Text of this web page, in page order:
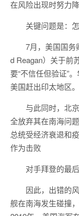
在风险出现时努力降
关键问题是：怎
7月，美国国务
d Reagan）关于前
要“不信任但验证”
美国赶出印太地区。
与此同时，北
全放弃其在南海问
总统受经济衰退和
作为击败
对手拜登的最后
因此，出错的
舰在南海发生碰撞